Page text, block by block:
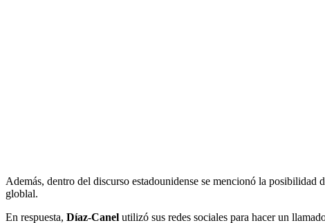
Además, dentro del discurso estadounidense se mencionó la
globlal.
En respuesta, Díaz-Canel utilizó sus redes sociales para hacer un